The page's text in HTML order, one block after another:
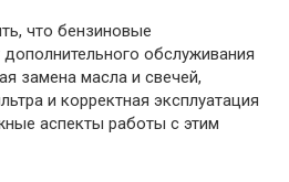
что бензиновые
обслуживания
замена масла и свечей,
и корректная эксплуатация
аспекты работы с этим